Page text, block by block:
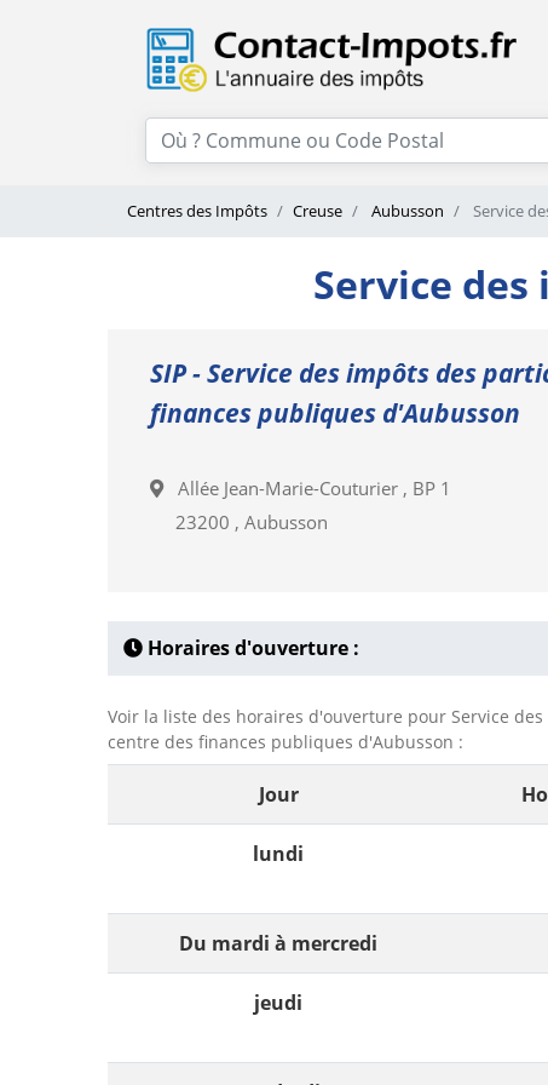
Centres des Impôts Creuse Aubusson Service
Service
SIP - Service des impôts des
finances publiques d'Aubusson
Allée Jean-Marie-Couturier , BP 1
23200 , Aubusson
Horaires d'ouverture :
Voir la liste des horaires d'ouverture pour Service
centre des finances publiques d'Aubusson :
Jour
lundi
Du mardi à mercredi
jeudi